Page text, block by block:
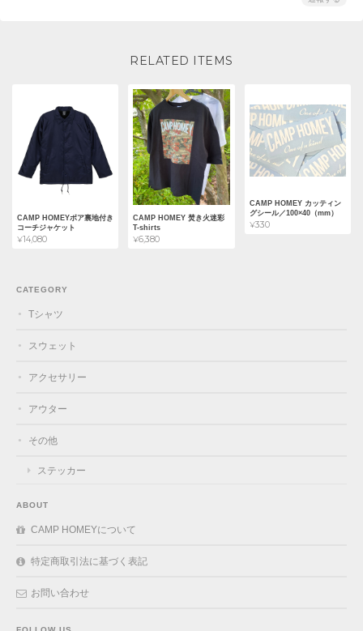
RELATED ITEMS
CAMP HOMEYボア裏地付き
コーチジャケット
¥14,080
CAMP HOMEY 焚き火迷彩
T-shirts
¥6,380
CAMP HOMEY カッティン
グシール／100×40（mm）
¥330
CATEGORY
Tシャツ
スウェット
アクセサリー
アウター
その他
ステッカー
ABOUT
CAMP HOMEYについて
特定商取引法に基づく表記
お問い合わせ